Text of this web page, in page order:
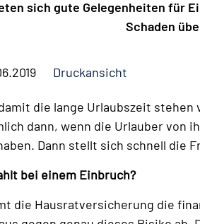
sich gute Gelegenheiten für
Schaden
Druckansicht
die lange Urlaubszeit
dann, wenn die Urlauber von
Dann stellt sich schnell die
bei einem Einbruch?
die Hausratversicherung die